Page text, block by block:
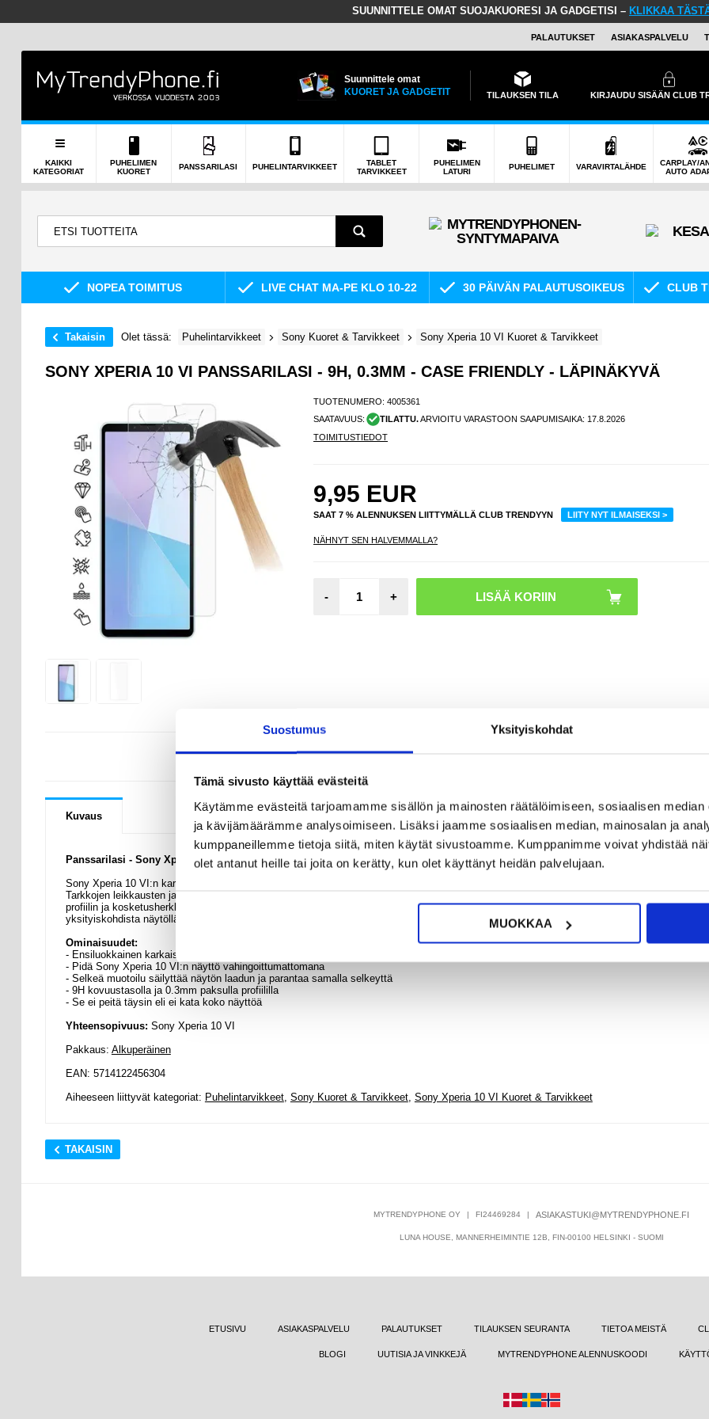
Suostumus Yksityiskohdat
Tämä sivusto käyttää evästeitä
Käytämme evästeitä tarjoamamme sisällön ja mainosten räätälöimiseen, sosiaalisen
ja kävijämäärämme analysoimiseen. Lisäksi jaamme sosiaalisen median, mainosalan ja
kumppaneillemme tietoja siitä, miten käytät sivustoamme. Kumppanimme voivat yhdistää
olet antanut heille tai joita on kerätty, kun olet käyttänyt heidän palvelujaan.
MUOKKAA
SUUNNITTELE OMAT SUOJAKUORESI JA GADGETISI – KLIKKAA
PALAUTUKSET ASIAKASPALVELU
Suunnittele omat
KUORET JA GADGETIT
TILAUKSEN TILA KIRJAUDU SISÄÄN CLUB
KAIKKI
KATEGORIAT
PUHELIMEN
KUORET
PANSSARILASI PUHELINTARVIKKEET
TABLET
TARVIKKEET
PUHELIMEN
LATURI
PUHELIMET VARAVIRTALÄHDE
CARPLAY/
AUTO
NOPEA TOIMITUS LIVE CHAT MA-PE KLO 10-22 30 PÄIVÄN PALAUTUSOIKEUS CLUB
Takaisin Olet tässä: Puhelintarvikkeet Sony Kuoret & Tarvikkeet Sony Xperia 10 VI Kuoret & Tarvikkeet
SONY XPERIA 10 VI PANSSARILASI - 9H, 0.3MM - CASE FRIENDLY - LÄPINÄKYVÄ
TUOTENUMERO:4005361
SAATAVUUS:
TILATTU.ARVIOITU VARASTOON SAAPUMISAIKA: 17.8.2026
TOIMITUSTIEDOT
9,95 EUR
SAAT 7 % ALENNUKSEN LIITTYMÄLLÄ CLUB TRENDYYN LIITY NYT ILMAISEKSI >
NÄHNYT SEN HALVEMMALLA?
- +
KYSYMYKSIÄ? KYSY POIS
Kuvaus
Panssarilasi - Sony Xperia 10 VI - 9H, 0.3mm
Sony Xperia 10 VI:n karkaistu Panssarilasi tarjoaa ensiluokkaisen suojan ja kestävän suojan naarmuilta, iskuilta ja jokapäiväiseltä
Tarkkojen leikkausten ja erittäin ohuen muotoilunsa ansiosta Panssarilasi sopii saumattomasti Sony Xperia 10 VI:lle säilyttäen laitteen
profiilin ja kosketusherkkyyden. Sen korkea läpinäkyvyys varmistaa optimaalisen selkeyden, jolloin voit nauttia eloisista väreistä ja terävistä
yksityiskohdista näytölläsi.
Ominaisuudet:
- Ensiluokkainen karkaistu Panssarilasi Sony Xperia 10 VI:lle
- Pidä Sony Xperia 10 VI:n näyttö vahingoittumattomana
- Selkeä muotoilu säilyttää näytön laadun ja parantaa samalla selkeyttä
- 9H kovuustasolla ja 0.3mm paksulla profiililla
- Se ei peitä täysin eli ei kata koko näyttöä
Yhteensopivuus: Sony Xperia 10 VI
Pakkaus: Alkuperäinen
EAN: 5714122456304
Aiheeseen liittyvät kategoriat: Puhelintarvikkeet, Sony Kuoret & Tarvikkeet, Sony Xperia 10 VI Kuoret & Tarvikkeet
TAKAISIN
9,95
MYTRENDYPHONE OY | FI24469284 | ASIAKASTUKI@MYTRENDYPHONE.FI
LUNA HOUSE, MANNERHEIMINTIE 12B, FIN-00100 HELSINKI - SUOMI
ETUSIVU ASIAKASPALVELU PALAUTUKSET TILAUKSEN SEURANTA TIETOA MEISTÄ
BLOGI UUTISIA JA VINKKEJÄ MYTRENDYPHONE ALENNUSKOODI